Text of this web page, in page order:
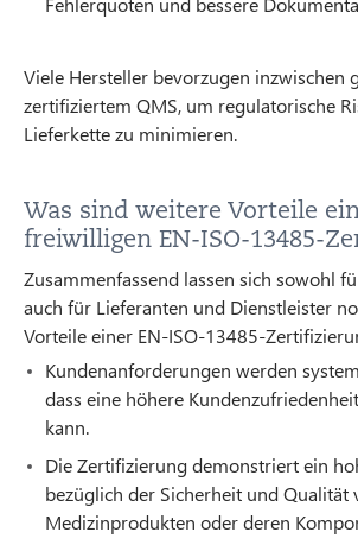
Viele Hersteller bevorzugen inzwischen
zertifiziertem QMS, um regulatorische
Lieferkette zu minimieren.
Was sind weitere Vorteile
freiwilligen EN-ISO-13485-
Zusammenfassend lassen sich sowohl
auch für Lieferanten und Dienstleister
Vorteile einer EN-ISO-13485-
Kundenanforderungen werden
dass eine höhere
kann.
Die Zertifizierung demonstriert ein
bezüglich der Sicherheit und Qualität
Medizinprodukten oder deren